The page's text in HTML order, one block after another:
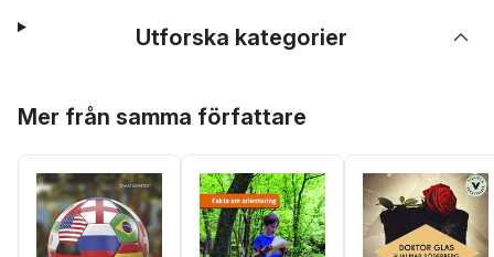
Utforska kategorier
Mer från samma författare